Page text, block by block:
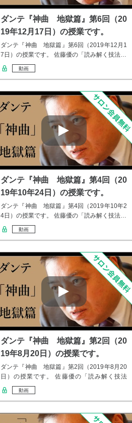
ダンテ『神曲 地獄篇』第6回（20
19年12月17日）の授業です。
ダンテ『神曲 地獄篇』第6回（2019年12月1
7日）の授業です。 佐藤優の「読み解く技法…
動画
ダンテ『神曲 地獄篇』第4回（20
19年10年24日）の授業です。
ダンテ『神曲 地獄篇』第4回（2019年10年2
4日）の授業です。 佐藤優の「読み解く技法…
動画
ダンテ『神曲 地獄篇』第2回（20
19年8月20日）の授業です。
ダンテ『神曲 地獄篇』第2回（2019年8月20
日）の授業です。 佐藤優の「読み解く技法
教…
動画